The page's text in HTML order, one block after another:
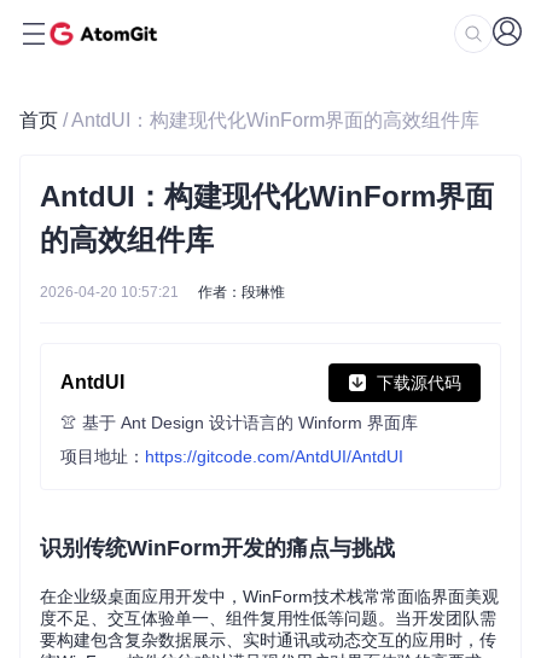
首页 / AntdUI：构建现代化WinForm界面的高效组件库
AntdUI：构建现代化WinForm界面
的高效组件库
2026-04-20 10:57:21 作者：段琳惟
AntdUI 下载源代码
👚 基于 Ant Design 设计语言的 Winform 界面库
项目地址： https://gitcode.com/AntdUI/AntdUI
识别传统WinForm开发的痛点与挑战
在企业级桌面应用开发中，WinForm技术栈常常面临界面美观
度不足、交互体验单一、组件复用性低等问题。当开发团队需
要构建包含复杂数据展示、实时通讯或动态交互的应用时，传